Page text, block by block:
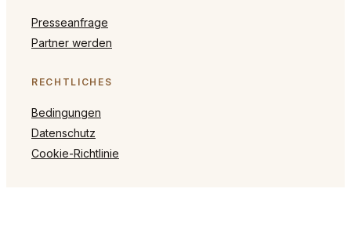
Presseanfrage
Partner werden
RECHTLICHES
Bedingungen
Datenschutz
Cookie-Richtlinie